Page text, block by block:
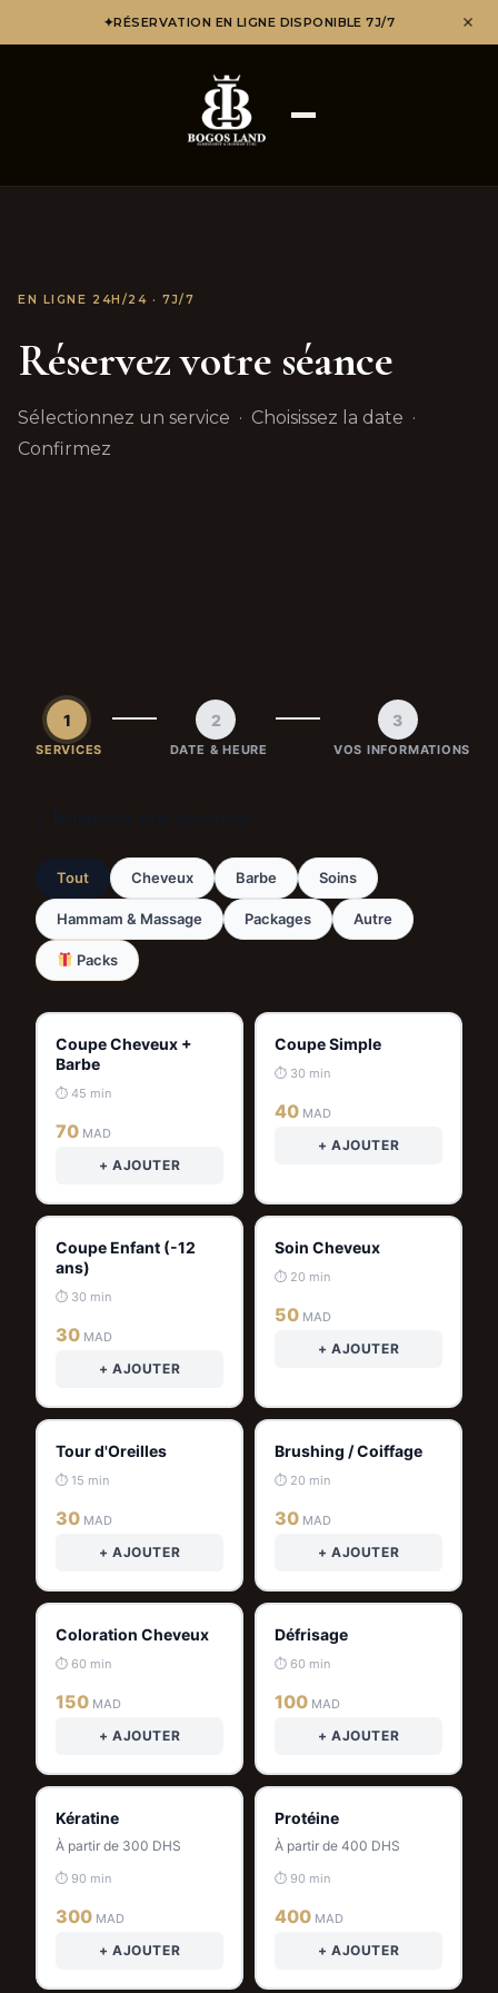
✦RÉSERVATION EN LIGNE DISPONIBLE 7J/7
EN LIGNE 24H/24 · 7J/7
Réservez votre séance
Sélectionnez un service · Choisissez la date ·
Confirmez
1
SERVICES
2
DATE & HEURE
3
VOS INFORMATIONS
Tout Cheveux Barbe Soins
Hammam & Massage Packages Autre
Packs
Coupe Cheveux +
Barbe
⏱ 45 min
70 MAD
+ AJOUTER
Coupe Simple
⏱ 30 min
40 MAD
+ AJOUTER
Coupe Enfant (-12
ans)
⏱ 30 min
30 MAD
+ AJOUTER
Soin Cheveux
⏱ 20 min
50 MAD
+ AJOUTER
Tour d'Oreilles
⏱ 15 min
30 MAD
+ AJOUTER
Brushing / Coiffage
⏱ 20 min
30 MAD
+ AJOUTER
Coloration Cheveux
⏱ 60 min
150 MAD
+ AJOUTER
Défrisage
⏱ 60 min
100 MAD
+ AJOUTER
Kératine
À partir de 300 DHS
⏱ 90 min
300 MAD
+ AJOUTER
Protéine
À partir de 400 DHS
⏱ 90 min
400 MAD
+ AJOUTER